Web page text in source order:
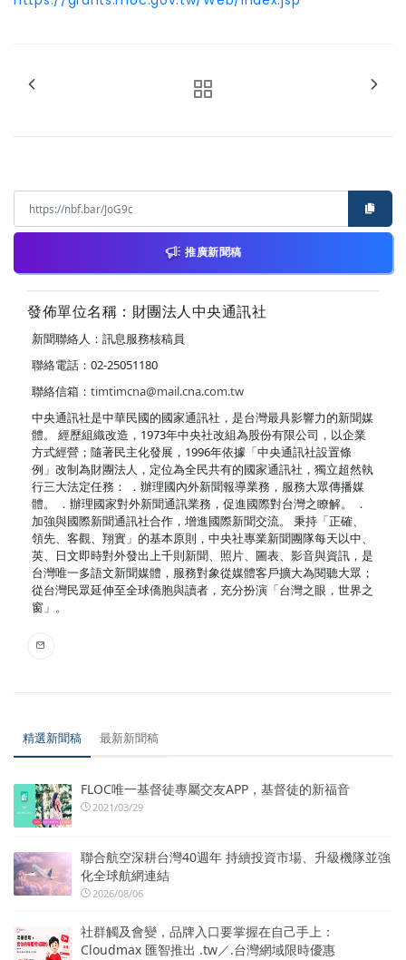
推廣新聞稿
發佈單位名稱：財團法人中央通訊社
新聞聯絡人：訊息服務核稿員
聯絡電話：02-25051180
聯絡信箱： timtimcna@mail.cna.com.tw
中央通訊社是中華民國的國家通訊社，是台灣最具影響力的新聞媒
體。 經歷組織改造，1973年中央社改組為股份有限公司，以企業
方式經營；隨著民主化發展，1996年依據「中央通訊社設置條
例」改制為財團法人，定位為全民共有的國家通訊社，獨立超然執
行三大法定任務： ．辦理國內外新聞報導業務，服務大眾傳播媒
體。 ．辦理國家對外新聞通訊業務，促進國際對台灣之瞭解。 ．
加強與國際新聞通訊社合作，增進國際新聞交流。 秉持「正確、
領先、客觀、翔實」的基本原則，中央社專業新聞團隊每天以中、
英、日文即時對外發出上千則新聞、照片、圖表、影音與資訊，是
台灣唯一多語文新聞媒體，服務對象從媒體客戶擴大為閱聽大眾；
從台灣民眾延伸至全球僑胞與讀者，充分扮演「台灣之眼，世界之
窗」。
精選新聞稿 最新新聞稿
FLOC唯一基督徒專屬交友APP，基督徒的新福音
2021/03/29
聯合航空深耕台灣40週年 持續投資市場、升級機隊並強
化全球航網連結
2026/08/06
社群觸及會變，品牌入口要掌握在自己手上：
Cloudmax 匯智推出 .tw／.台灣網域限時優惠